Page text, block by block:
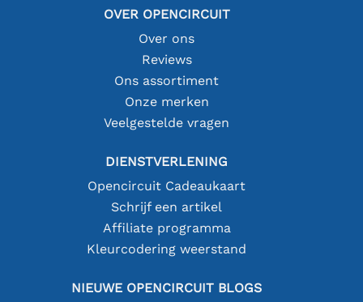
OVER OPENCIRCUIT
Over ons
Reviews
Ons assortiment
Onze merken
Veelgestelde vragen
DIENSTVERLENING
Opencircuit Cadeaukaart
Schrijf een artikel
Affiliate programma
Kleurcodering weerstand
NIEUWE OPENCIRCUIT BLOGS